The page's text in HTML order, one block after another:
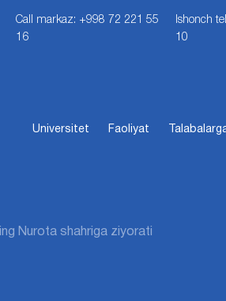
Call markaz: +998 72 221 55
16
Ishonch
10
Universitet Faoliyat
Nurota shahriga ziyorati